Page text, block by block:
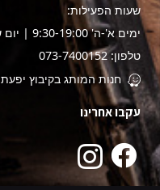
שעות הפעילות:
ימים א'-ה' 9:30-19:00 | יום שישי 9:00-14:00
טלפון: 073-7400152
חנות המותג בקיבוץ יפעת
עקבו אחרינו